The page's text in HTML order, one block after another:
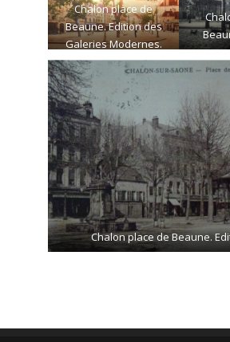
Chalon place de
Beaune. Edition des
Galeries Modernes.
Chalon place de Beaune.